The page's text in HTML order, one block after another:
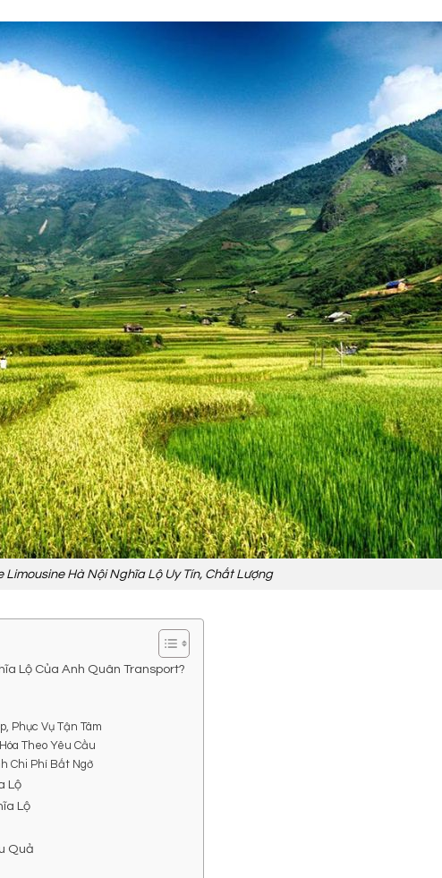
Limousine Hà Nội Nghĩa Lộ Uy Tín, Chất Lượng
Lộ Của Anh Quân Transport?
Phục Vụ Tận Tâm
Theo Yêu Cầu
Chi Phí Bất Ngờ
Lộ
Lộ
Quả